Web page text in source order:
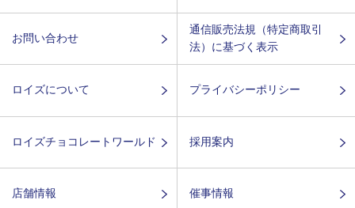
お問い合わせ
通信販売法規（特定商取引
法）に基づく表示
ロイズについて プライバシーポリシー
ロイズチョコレートワールド 採用案内
店舗情報 催事情報